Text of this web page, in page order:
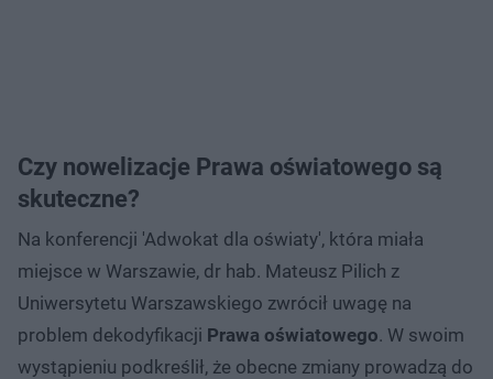
Czy nowelizacje Prawa oświatowego są
skuteczne?
Na konferencji 'Adwokat dla oświaty', która miała
miejsce w Warszawie, dr hab. Mateusz Pilich z
Uniwersytetu Warszawskiego zwrócił uwagę na
problem dekodyfikacji Prawa oświatowego. W swoim
wystąpieniu podkreślił, że obecne zmiany prowadzą do